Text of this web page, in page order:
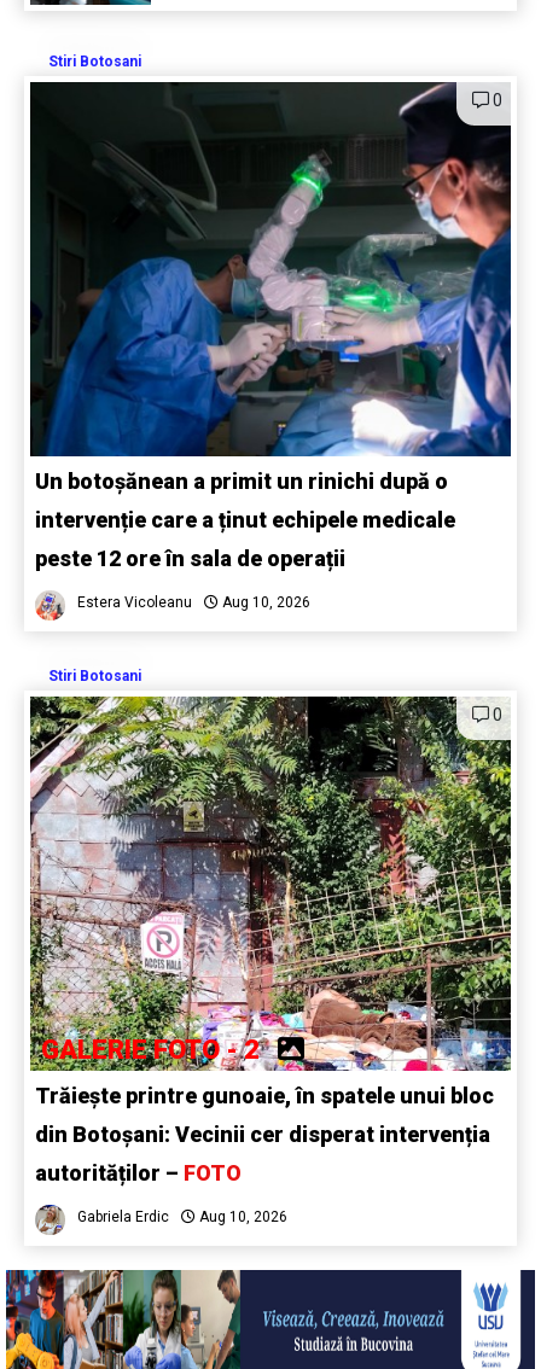
Stiri Botosani
0
Un botoșănean a primit un rinichi după o
intervenție care a ținut echipele medicale
peste 12 ore în sala de operații
Estera Vicoleanu Aug 10, 2026
Stiri Botosani
0
GALERIE FOTO - 2
Trăiește printre gunoaie, în spatele unui bloc
din Botoșani: Vecinii cer disperat intervenția
autorităților – FOTO
Gabriela Erdic Aug 10, 2026